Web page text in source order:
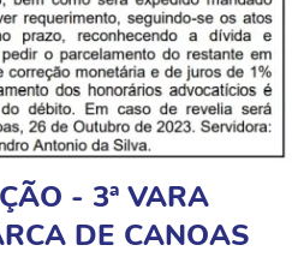
- 3ª VARA
DE CANOAS